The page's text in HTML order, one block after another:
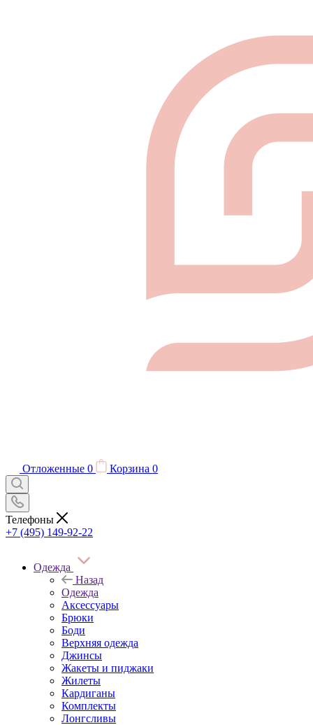
Отложенные 0 Корзина 0
Телефоны
+7 (495) 149-92-22
Одежда
Назад
Одежда
Аксессуары
Брюки
Боди
Верхняя одежда
Джинсы
Жакеты и пиджаки
Жилеты
Кардиганы
Комплекты
Лонгсливы